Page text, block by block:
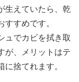
生えていたら、乾
すめです。
ュでカビを拭き取
が、メリットはテ
捨てれます。